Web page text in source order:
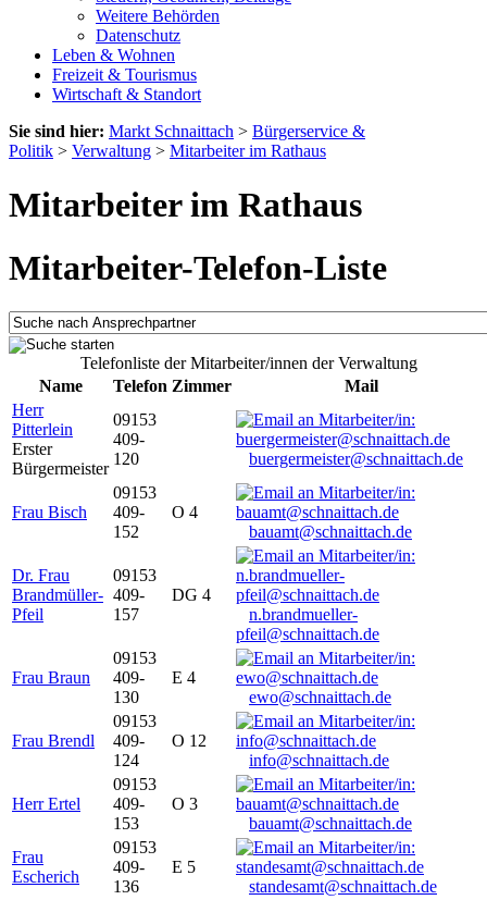
Weitere Behörden
Datenschutz
Leben & Wohnen
Freizeit & Tourismus
Wirtschaft & Standort
Sie sind hier: Markt Schnaittach > Bürgerservice &
Politik > Verwaltung > Mitarbeiter im Rathaus
Mitarbeiter im Rathaus
Mitarbeiter-Telefon-Liste
Telefonliste der Mitarbeiter/innen der Verwaltung
Name
Telefon Zimmer
Mail
Herr
Pitterlein
Erster
Bürgermeister
09153
409-
120
buergermeister@schnaittach.de
Frau Bisch
09153
409-
152
O 4
bauamt@schnaittach.de
Dr. Frau
Brandmüller-
Pfeil
09153
409-
157
DG 4
n.brandmueller-
pfeil@schnaittach.de
Frau Braun
09153
409-
130
E 4
ewo@schnaittach.de
Frau Brendl
09153
409-
124
O 12
info@schnaittach.de
Herr Ertel
09153
409-
153
O 3
bauamt@schnaittach.de
Frau
Escherich
09153
409-
136
E 5
standesamt@schnaittach.de